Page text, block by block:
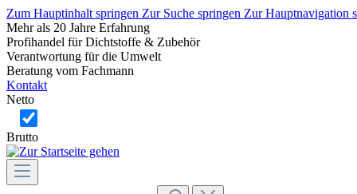
Zum Hauptinhalt springen Zur Suche springen Zur Hauptnavigation
Mehr als 20 Jahre Erfahrung
Profihandel für Dichtstoffe & Zubehör
Verantwortung für die Umwelt
Beratung vom Fachmann
Kontakt
Netto
Brutto